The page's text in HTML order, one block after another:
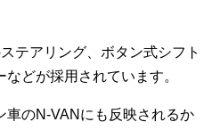
テアリング、ボタン式シフト
どが採用されています。
車のN-VANにも反映されるか